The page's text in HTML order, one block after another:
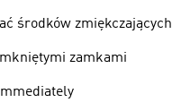
środków zmiękczających
zamkami